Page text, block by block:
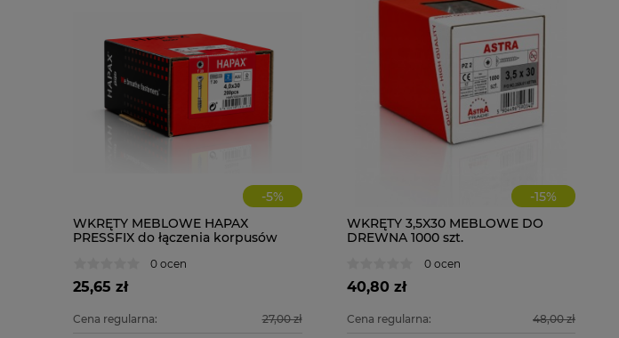
-5%
WKRĘTY MEBLOWE HAPAX
PRESSFIX do łączenia korpusów
0 ocen
25,65 zł
Cena regularna: 27,00 zł
-15%
WKRĘTY 3,5X30 MEBLOWE DO
DREWNA 1000 szt.
0 ocen
40,80 zł
Cena regularna: 48,00 zł